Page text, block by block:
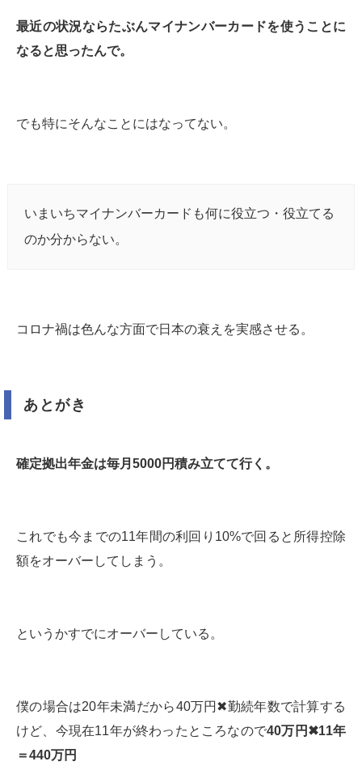
最近の状況ならたぶんマイナンバーカードを使うことに
なると思ったんで。
でも特にそんなことにはなってない。
いまいちマイナンバーカードも何に役立つ・役立てる
のか分からない。
コロナ禍は色んな方面で日本の衰えを実感させる。
あとがき
確定拠出年金は毎月5000円積み立てて行く。
これでも今までの11年間の利回り10%で回ると所得控除
額をオーバーしてしまう。
というかすでにオーバーしている。
僕の場合は20年未満だから40万円✖︎勤続年数で計算する
けど、今現在11年が終わったところなので40万円✖︎11年
＝440万円